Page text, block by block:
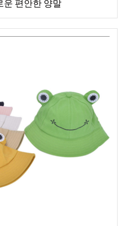
운 편안한 양말